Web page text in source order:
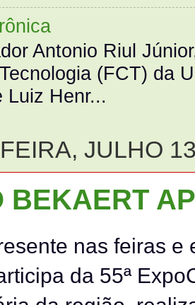
Antonio Riul
(FCT) da
Luiz Henr...
JULHO
BEKAERT
nas feiras e
da 55ª